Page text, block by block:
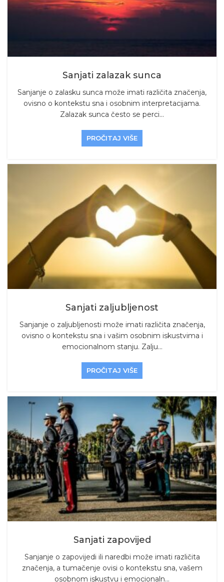
Sanjati zalazak sunca
Sanjanje o zalasku sunca može imati različita značenja,
ovisno o kontekstu sna i osobnim interpretacijama.
Zalazak sunca često se perci...
PROČITAJ VIŠE
Sanjati zaljubljenost
Sanjanje o zaljubljenosti može imati različita značenja,
ovisno o kontekstu sna i vašim osobnim iskustvima i
emocionalnom stanju. Zalju...
PROČITAJ VIŠE
Sanjati zapovijed
Sanjanje o zapovijedi ili naredbi može imati različita
značenja, a tumačenje ovisi o kontekstu sna, vašem
osobnom iskustvu i emocionaln...